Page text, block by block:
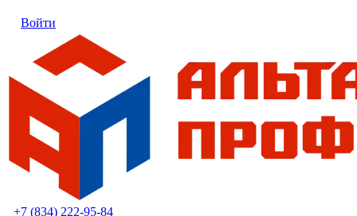
Войти
+7 (834) 222-95-84